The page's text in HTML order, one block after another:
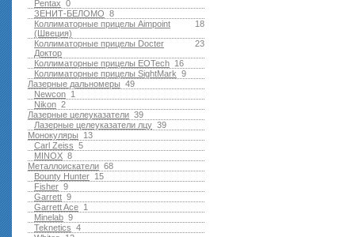
0
Pentax
8
ЗЕНИТ-БЕЛОМО
18
Коллиматорные прицелы Aimpoint
(Швеция)
23
Коллиматорные прицелы Docter
Доктор
16
Коллиматорные прицелы EOTech
9
Коллиматорные прицелы SightMark
49
Лазерные дальномеры
1
Newcon
2
Nikon
39
Лазерные целеуказатели
39
Лазерные целеуказатели лцу
13
Монокуляры
5
Carl Zeiss
8
MINOX
68
Металлоискатели
15
Bounty Hunter
9
Fisher
9
Garrett
1
Garrett Ace
9
Minelab
4
Teknetics